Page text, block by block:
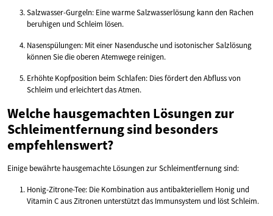
Salzwasser-Gurgeln: Eine warme Salzwasserlösung kann den Rachen
beruhigen und Schleim lösen.
Nasenspülungen: Mit einer Nasendusche und isotonischer Salzlösung
können Sie die oberen Atemwege reinigen.
Erhöhte Kopfposition beim Schlafen: Dies fördert den Abfluss von
Schleim und erleichtert das Atmen.
Welche hausgemachten Lösungen zur
Schleimentfernung sind besonders
empfehlenswert?
Einige bewährte hausgemachte Lösungen zur Schleimentfernung sind:
Honig-Zitrone-Tee: Die Kombination aus antibakteriellem Honig und
Vitamin C aus Zitronen unterstützt das Immunsystem und löst Schleim.